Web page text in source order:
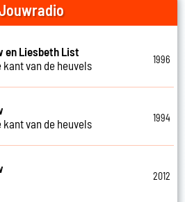
en Liesbeth List
kant van de heuvels
1996
kant van de heuvels
1994
2012